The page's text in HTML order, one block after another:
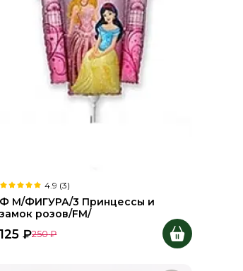
4.9 (3)
Ф М/ФИГУРА/3 Принцессы и
замок розов/FM/
125 ₽250 ₽